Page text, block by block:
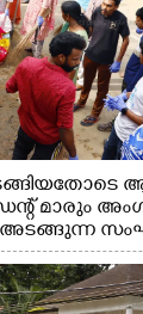
മാരും
അടങ്ങുന്ന
മറ്റ്